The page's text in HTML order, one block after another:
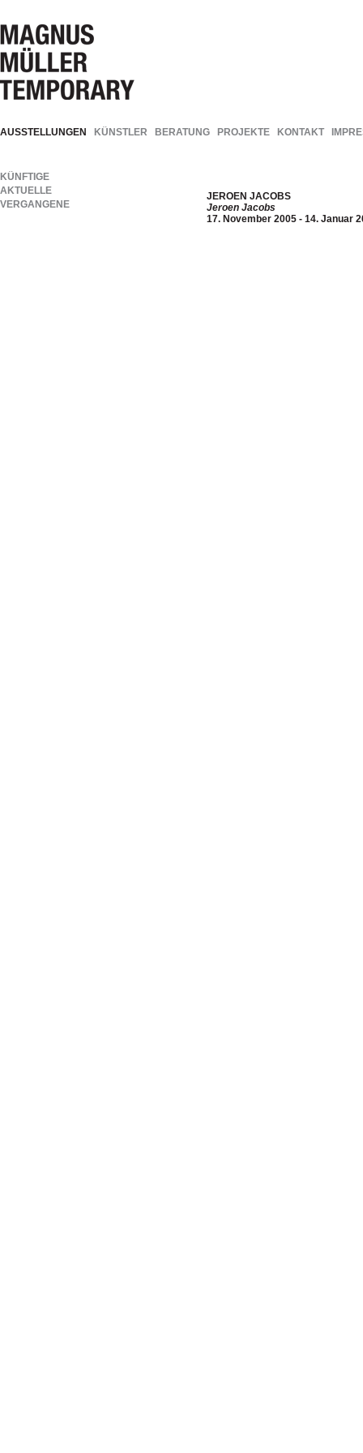
AUSSTELLUNGEN KÜNSTLER BERATUNG PROJEKTE KONTAKT
KÜNFTIGE
AKTUELLE
VERGANGENE
JEROEN JACOBS
Jeroen Jacobs
17. November 2005 - 14. Januar